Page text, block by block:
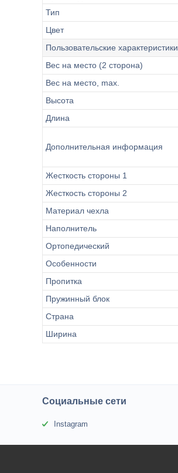
Тип
Цвет
Пользовательские характеристики
Вес на место (2 сторона)
Вес на место, max.
Высота
Длина
Дополнительная информация
Жесткость стороны 1
Жесткость стороны 2
Материал чехла
Наполнитель
Ортопедический
Особенности
Пропитка
Пружинный блок
Страна
Ширина
Социальные сети
Instagram